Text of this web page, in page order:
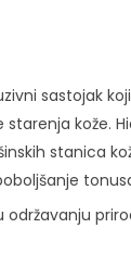
sastojak
kože.
stanica
održavanju